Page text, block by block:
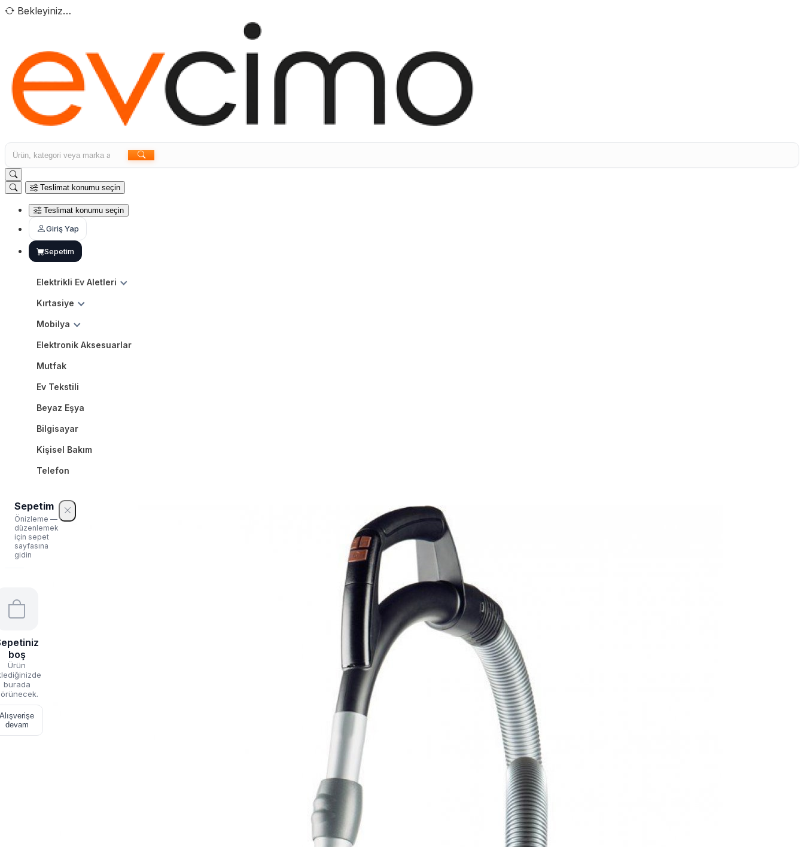
Bekleyiniz…
Teslimat konumu seçin
Teslimat konumu seçin
Giriş Yap
Sepetim
Elektrikli Ev Aletleri
Kırtasiye
Mobilya
Elektronik Aksesuarlar
Mutfak
Ev Tekstili
Beyaz Eşya
Bilgisayar
Kişisel Bakım
Telefon
Sepetim
Önizleme —
düzenlemek
için sepet
sayfasına
gidin
boş
Ürün
burada
Alışverişe
devam